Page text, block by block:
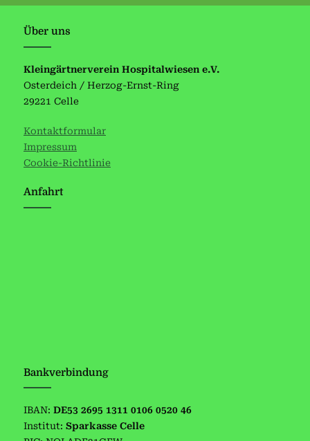
Über uns
Kleingärtnerverein Hospitalwiesen e.V.
Osterdeich / Herzog-Ernst-Ring
29221 Celle
Kontaktformular
Impressum
Cookie-Richtlinie
Anfahrt
Bankverbindung
IBAN: DE53 2695 1311 0106 0520 46
Institut: Sparkasse Celle